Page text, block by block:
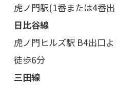
虎ノ門駅(1番または4番
日比谷線
虎ノ門ヒルズ駅 B4出口
徒歩6分
三田線